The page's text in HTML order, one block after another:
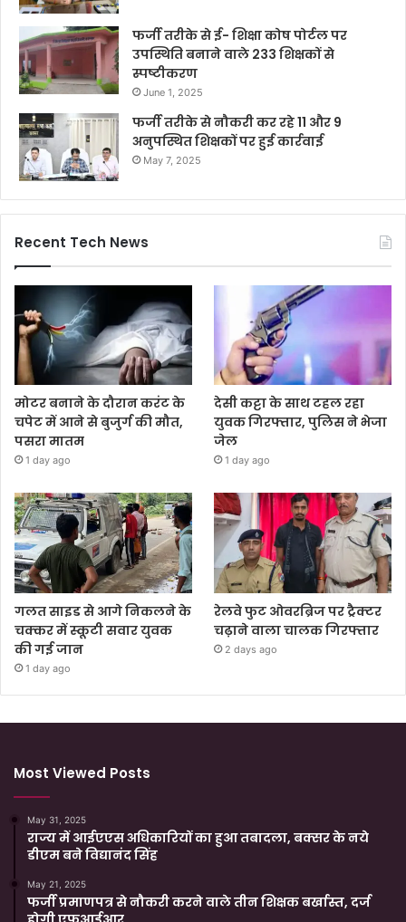
फर्जी तरीके से ई- शिक्षा कोष पोर्टल पर
उपस्थिति बनाने वाले 233 शिक्षकों से
स्पष्टीकरण
June 1, 2025
फर्जी तरीके से नौकरी कर रहे 11 और 9
अनुपस्थित शिक्षकों पर हुई कार्रवाई
May 7, 2025
Recent Tech News
मोटर बनाने के दौरान करंट के
चपेट में आने से बुजुर्ग की मौत,
पसरा मातम
1 day ago
देसी कट्टा के साथ टहल रहा
युवक गिरफ्तार, पुलिस ने भेजा
जेल
1 day ago
गलत साइड से आगे निकलने के
चक्कर में स्कूटी सवार युवक
की गई जान
1 day ago
रेलवे फुट ओवरब्रिज पर ट्रैक्टर
चढ़ाने वाला चालक गिरफ्तार
2 days ago
Most Viewed Posts
May 31, 2025
राज्य में आईएएस अधिकारियों का हुआ तबादला, बक्सर के नये
डीएम बने विद्यानंद सिंह
May 21, 2025
फर्जी प्रमाणपत्र से नौकरी करने वाले तीन शिक्षक बर्खास्त, दर्ज